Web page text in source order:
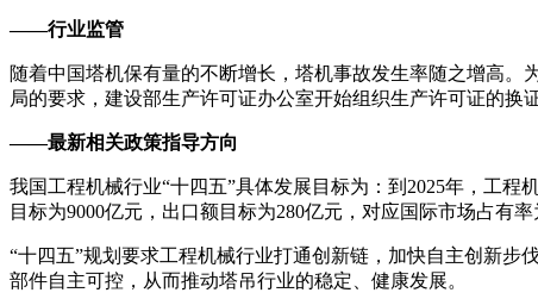
——行业监管
随着中国塔机保有量的不断增长，塔机事故发生率随之增高。
局的要求，建设部生产许可证办公室开始组织生产许可证的换
——最新相关政策指导方向
我国工程机械行业“十四五”具体发展目标为：到2025年，工
目标为9000亿元，出口额目标为280亿元，对应国际市场占有率
“十四五”规划要求工程机械行业打通创新链，加快自主创新
部件自主可控，从而推动塔吊行业的稳定、健康发展。